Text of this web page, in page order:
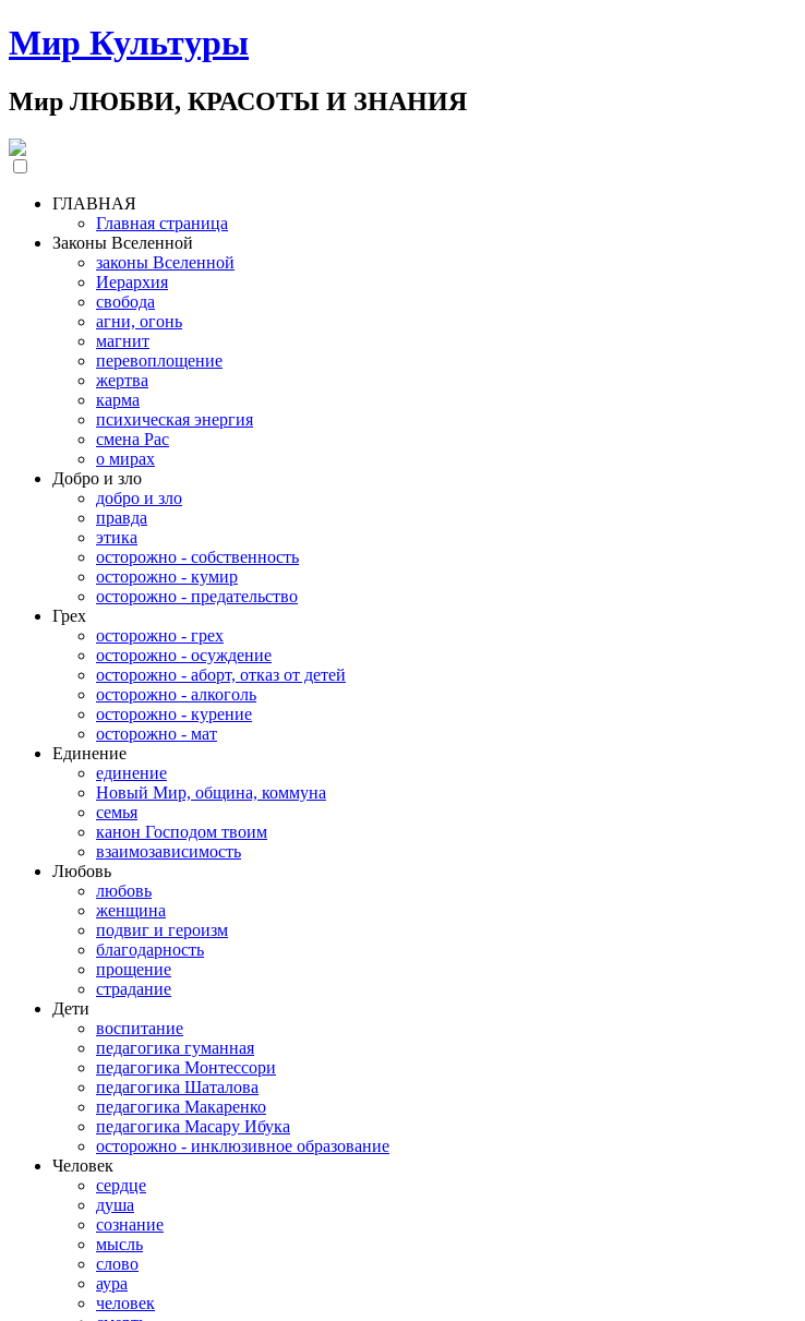
Мир Культуры
Мир ЛЮБВИ, КРАСОТЫ И ЗНАНИЯ
ГЛАВНАЯ
Главная страница
Законы Вселенной
законы Вселенной
Иерархия
свобода
агни, огонь
магнит
перевоплощение
жертва
карма
психическая энергия
смена Рас
о мирах
Добро и зло
добро и зло
правда
этика
осторожно - собственность
осторожно - кумир
осторожно - предательство
Грех
осторожно - грех
осторожно - осуждение
осторожно - аборт, отказ от детей
осторожно - алкоголь
осторожно - курение
осторожно - мат
Единение
единение
Новый Мир, община, коммуна
семья
канон Господом твоим
взаимозависимость
Любовь
любовь
женщина
подвиг и героизм
благодарность
прощение
страдание
Дети
воспитание
педагогика гуманная
педагогика Монтессори
педагогика Шаталова
педагогика Макаренко
педагогика Масару Ибука
осторожно - инклюзивное образование
Человек
сердце
душа
сознание
мысль
слово
аура
человек